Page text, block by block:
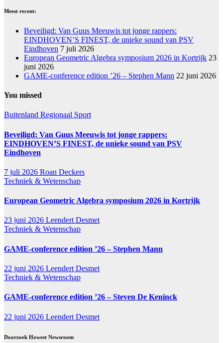
Meest recent:
Beveiligd: Van Guus Meeuwis tot jonge rappers:
EINDHOVEN’S FINEST, de unieke sound van PSV
Eindhoven 7 juli 2026
European Geometric Algebra symposium 2026 in Kortrijk 23
juni 2026
GAME-conference edition ’26 – Stephen Mann 22 juni 2026
You missed
Buitenland Regionaal Sport
Beveiligd: Van Guus Meeuwis tot jonge rappers:
EINDHOVEN’S FINEST, de unieke sound van PSV
Eindhoven
7 juli 2026 Roan Deckers
Techniek & Wetenschap
European Geometric Algebra symposium 2026 in Kortrijk
23 juni 2026 Leendert Desmet
Techniek & Wetenschap
GAME-conference edition ’26 – Stephen Mann
22 juni 2026 Leendert Desmet
Techniek & Wetenschap
GAME-conference edition ’26 – Steven De Keninck
22 juni 2026 Leendert Desmet
Doorzoek Howest Newsroom